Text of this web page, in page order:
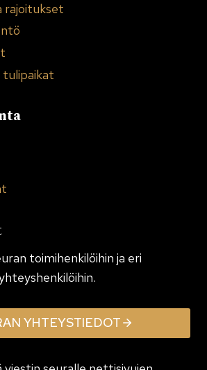
rajoitukset
tulipaikat
toimi­henkilöihin ja eri
YHTEYSTIEDOT